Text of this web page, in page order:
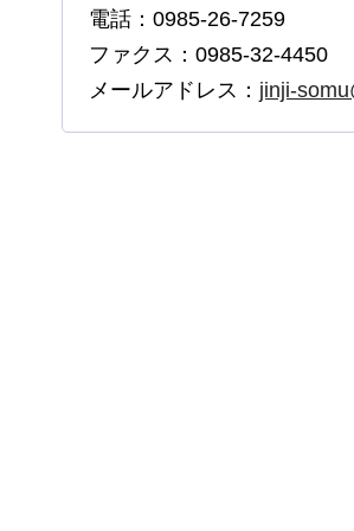
電話：0985-26-7259
ファクス：0985-32-4450
メールアドレス： jinji-